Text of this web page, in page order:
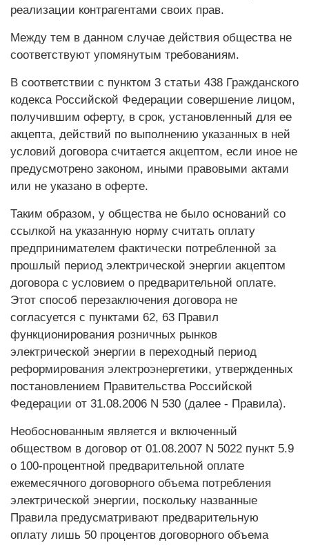
реализации контрагентами своих прав.
Между тем в данном случае действия общества не
соответствуют упомянутым требованиям.
В соответствии с пунктом 3 статьи 438 Гражданского
кодекса Российской Федерации совершение лицом,
получившим оферту, в срок, установленный для ее
акцепта, действий по выполнению указанных в ней
условий договора считается акцептом, если иное не
предусмотрено законом, иными правовыми актами
или не указано в оферте.
Таким образом, у общества не было оснований со
ссылкой на указанную норму считать оплату
предпринимателем фактически потребленной за
прошлый период электрической энергии акцептом
договора с условием о предварительной оплате.
Этот способ перезаключения договора не
согласуется с пунктами 62, 63 Правил
функционирования розничных рынков
электрической энергии в переходный период
реформирования электроэнергетики, утвержденных
постановлением Правительства Российской
Федерации от 31.08.2006 N 530 (далее - Правила).
Необоснованным является и включенный
обществом в договор от 01.08.2007 N 5022 пункт 5.9
о 100-процентной предварительной оплате
ежемесячного договорного объема потребления
электрической энергии, поскольку названные
Правила предусматривают предварительную
оплату лишь 50 процентов договорного объема